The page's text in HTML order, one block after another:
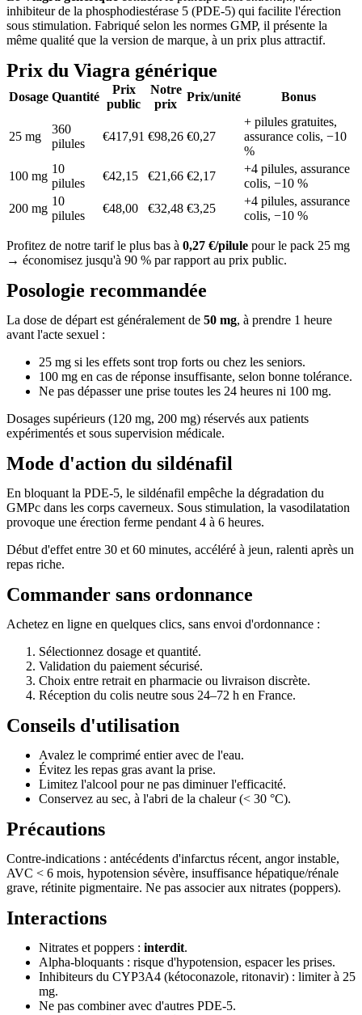
inhibiteur de la phosphodiestérase 5 (PDE-5) qui facilite l'érection
sous stimulation. Fabriqué selon les normes GMP, il présente la
même qualité que la version de marque, à un prix plus attractif.
Prix du Viagra générique
Dosage Quantité
Prix
public
Notre
prix
Prix/unité Bonus
25 mg
360
pilules
€417,91 €98,26 €0,27
+ pilules gratuites,
assurance colis, −10
%
100 mg
10
pilules
€42,15 €21,66 €2,17
+4 pilules, assurance
colis, −10 %
200 mg
10
pilules
€48,00 €32,48 €3,25
+4 pilules, assurance
colis, −10 %
Profitez de notre tarif le plus bas à 0,27 €/pilule pour le pack 25 mg
→ économisez jusqu'à 90 % par rapport au prix public.
Posologie recommandée
La dose de départ est généralement de 50 mg, à prendre 1 heure
avant l'acte sexuel :
25 mg si les effets sont trop forts ou chez les seniors.
100 mg en cas de réponse insuffisante, selon bonne tolérance.
Ne pas dépasser une prise toutes les 24 heures ni 100 mg.
Dosages supérieurs (120 mg, 200 mg) réservés aux patients
expérimentés et sous supervision médicale.
Mode d'action du sildénafil
En bloquant la PDE-5, le sildénafil empêche la dégradation du
GMPc dans les corps caverneux. Sous stimulation, la vasodilatation
provoque une érection ferme pendant 4 à 6 heures.
Début d'effet entre 30 et 60 minutes, accéléré à jeun, ralenti après un
repas riche.
Commander sans ordonnance
Achetez en ligne en quelques clics, sans envoi d'ordonnance :
Sélectionnez dosage et quantité.
Validation du paiement sécurisé.
Choix entre retrait en pharmacie ou livraison discrète.
Réception du colis neutre sous 24–72 h en France.
Conseils d'utilisation
Avalez le comprimé entier avec de l'eau.
Évitez les repas gras avant la prise.
Limitez l'alcool pour ne pas diminuer l'efficacité.
Conservez au sec, à l'abri de la chaleur (< 30 °C).
Précautions
Contre-indications : antécédents d'infarctus récent, angor instable,
AVC < 6 mois, hypotension sévère, insuffisance hépatique/rénale
grave, rétinite pigmentaire. Ne pas associer aux nitrates (poppers).
Interactions
Nitrates et poppers : interdit.
Alpha-bloquants : risque d'hypotension, espacer les prises.
Inhibiteurs du CYP3A4 (kétoconazole, ritonavir) : limiter à 25
mg.
Ne pas combiner avec d'autres PDE-5.